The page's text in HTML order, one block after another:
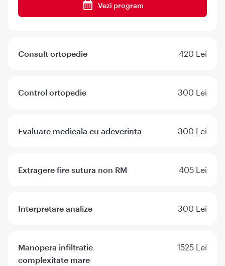
Vezi program
Consult ortopedie 420 Lei
Control ortopedie 300 Lei
Evaluare medicala cu adeverinta 300 Lei
Extragere fire sutura non RM 405 Lei
Interpretare analize 300 Lei
Manopera infiltratie
complexitate mare
1525 Lei